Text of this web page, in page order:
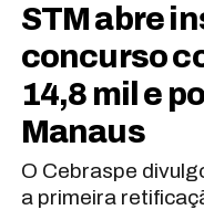
STM abre
concurso
14,8 mil e
Manaus
O Cebraspe
a primeira